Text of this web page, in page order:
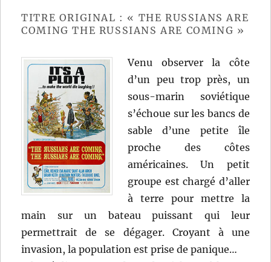
Dieu
pour
sauvages
de
Michel
Audiard
TITRE ORIGINAL : « THE RUSSIANS ARE
COMING THE RUSSIANS ARE COMING »
Venu observer la côte
d’un peu trop près, un
sous-marin soviétique
s’échoue sur les bancs de
sable d’une petite île
proche des côtes
américaines. Un petit
groupe est chargé d’aller
à terre pour mettre la
main sur un bateau puissant qui leur
permettrait de se dégager. Croyant à une
invasion, la population est prise de panique…